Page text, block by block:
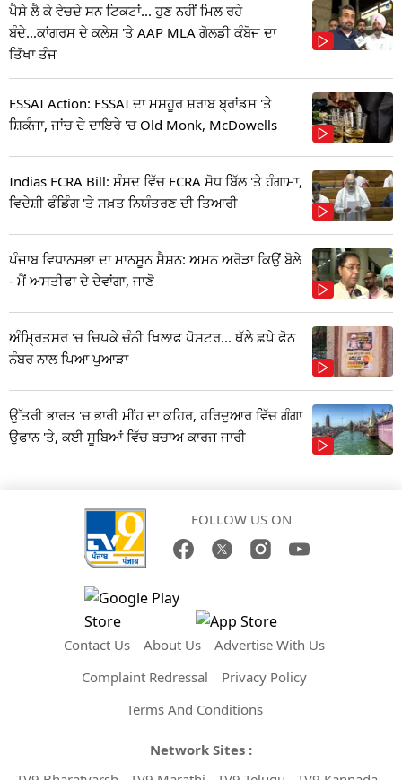
ਪੈਸੇ ਲੈ ਕੇ ਵੇਚਦੇ ਸਨ ਟਿਕਟਾਂ... ਹੁਣ ਨਹੀਂ ਮਿਲ ਰਹੇ
ਬੰਦੇ...ਕਾਂਗਰਸ ਦੇ ਕਲੇਸ਼ 'ਤੇ AAP MLA ਗੋਲਡੀ ਕੰਬੋਜ ਦਾ
ਤਿੱਖਾ ਤੰਜ
FSSAI Action: FSSAI ਦਾ ਮਸ਼ਹੂਰ ਸ਼ਰਾਬ ਬ੍ਰਾਂਡਸ 'ਤੇ
ਸ਼ਿਕੰਜਾ, ਜਾਂਚ ਦੇ ਦਾਇਰੇ 'ਚ Old Monk, McDowells
Indias FCRA Bill: ਸੰਸਦ ਵਿੱਚ FCRA ਸੋਧ ਬਿੱਲ 'ਤੇ ਹੰਗਾਮਾ,
ਵਿਦੇਸ਼ੀ ਫੰਡਿੰਗ 'ਤੇ ਸਖ਼ਤ ਨਿਯੰਤਰਣ ਦੀ ਤਿਆਰੀ
ਪੰਜਾਬ ਵਿਧਾਨਸਭਾ ਦਾ ਮਾਨਸੂਨ ਸੈਸ਼ਨ: ਅਮਨ ਅਰੋੜਾ ਕਿਉਂ ਬੋਲੇ
- ਮੈਂ ਅਸਤੀਫਾ ਦੇ ਦੇਵਾਂਗਾ, ਜਾਣੋ
ਅੰਮ੍ਰਿਤਸਰ 'ਚ ਚਿਪਕੇ ਚੰਨੀ ਖਿਲਾਫ ਪੋਸਟਰ... ਥੱਲੇ ਛਪੇ ਫੋਨ
ਨੰਬਰ ਨਾਲ ਪਿਆ ਪੁਆੜਾ
ਉੱਤਰੀ ਭਾਰਤ 'ਚ ਭਾਰੀ ਮੀਂਹ ਦਾ ਕਹਿਰ, ਹਰਿਦੁਆਰ ਵਿੱਚ ਗੰਗਾ
ਉਫਾਨ 'ਤੇ, ਕਈ ਸੂਬਿਆਂ ਵਿੱਚ ਬਚਾਅ ਕਾਰਜ ਜਾਰੀ
FOLLOW US ON
Contact Us About Us
Advertise With Us
Complaint Redressal
Privacy Policy
Terms And Conditions
Network Sites :